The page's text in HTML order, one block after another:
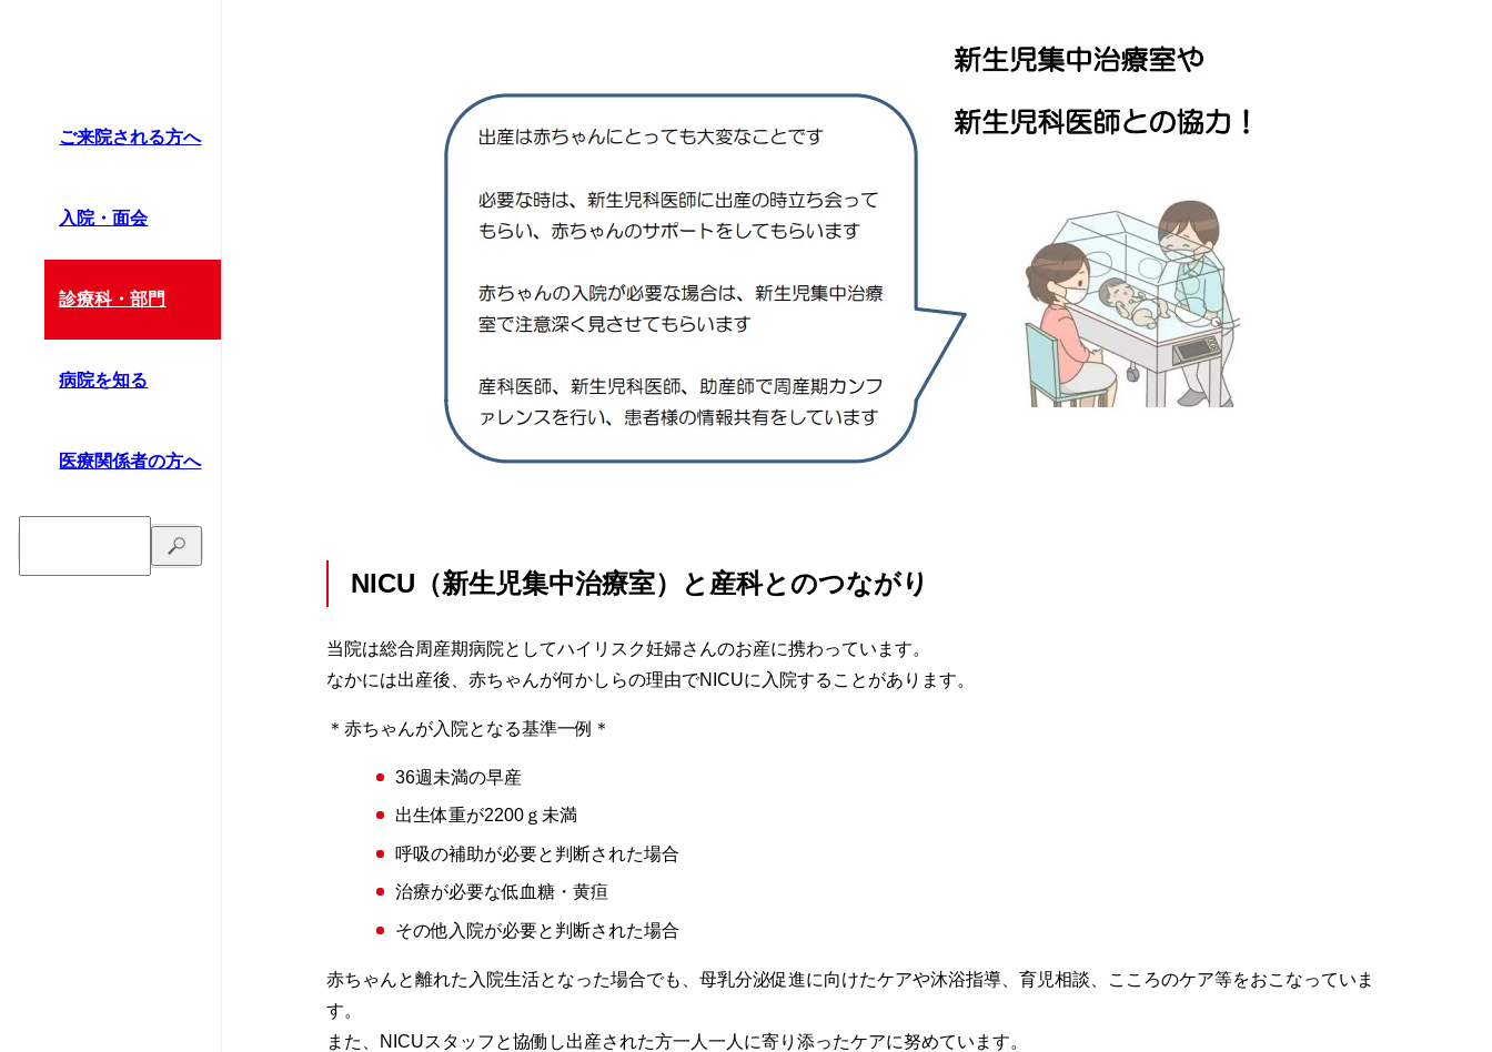
ご来院される方へ
入院・面会
診療科・部門
病院を知る
医療関係者の方へ
NICU（新生児集中治療室）と産科とのつながり
当院は総合周産期病院としてハイリスク妊婦さんのお産に携わっています。
なかには出産後、赤ちゃんが何かしらの理由でNICUに入院することがあります。
＊赤ちゃんが入院となる基準一例＊
36週未満の早産
出生体重が2200ｇ未満
呼吸の補助が必要と判断された場合
治療が必要な低血糖・黄疸
その他入院が必要と判断された場合
赤ちゃんと離れた入院生活となった場合でも、母乳分泌促進に向けたケアや沐浴指導、育児相談、こころのケア等をおこなっていま
す。
また、NICUスタッフと協働し出産された方一人一人に寄り添ったケアに努めています。